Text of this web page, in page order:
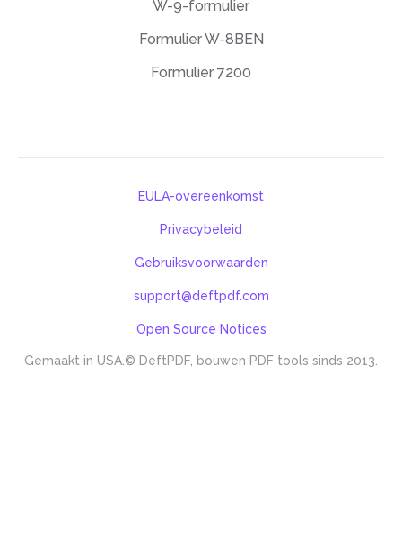
W-9-formulier
Formulier W-8BEN
Formulier 7200
Gemaakt in USA. © DeftPDF, bouwen PDF tools sinds 2013.
EULA-overeenkomst
Privacybeleid
Gebruiksvoorwaarden
support@deftpdf.com
Open Source Notices